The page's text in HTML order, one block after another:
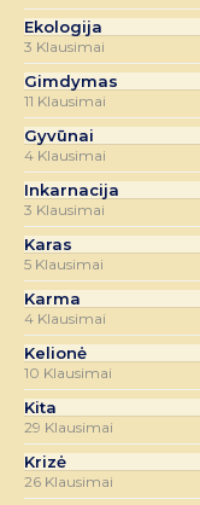
Ekologija
3 Klausimai
Gimdymas
11 Klausimai
Gyvūnai
4 Klausimai
Inkarnacija
3 Klausimai
Karas
5 Klausimai
Karma
4 Klausimai
Kelionė
10 Klausimai
Kita
29 Klausimai
Krizė
26 Klausimai